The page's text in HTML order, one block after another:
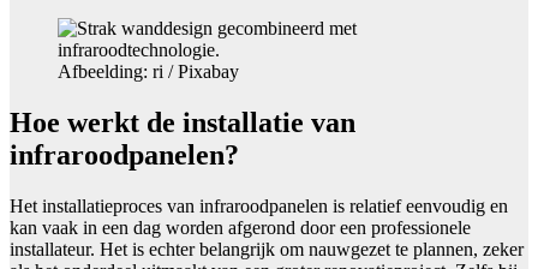
Afbeelding: ri / Pixabay
Hoe werkt de installatie van
infraroodpanelen?
Het installatieproces van infraroodpanelen is relatief eenvoudig en
kan vaak in een dag worden afgerond door een professionele
installateur. Het is echter belangrijk om nauwgezet te plannen, zeker